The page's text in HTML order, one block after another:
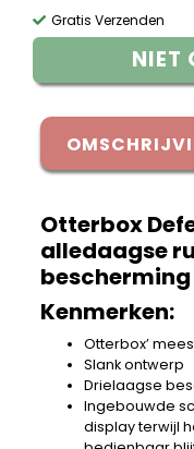
Gratis Verzenden
NIET
Otterbox
alledaagse
bescherming
Kenmerken:
Otterbox’
Slank ontwerp
Drielaagse
Ingebouwde
display terwijl